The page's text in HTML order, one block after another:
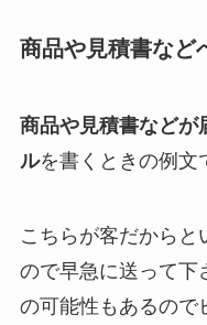
商品や見積書など
商品や見積書などが
ルを書くときの例文
こちらが客だからと
ので早急に送って下
の可能性もあるので